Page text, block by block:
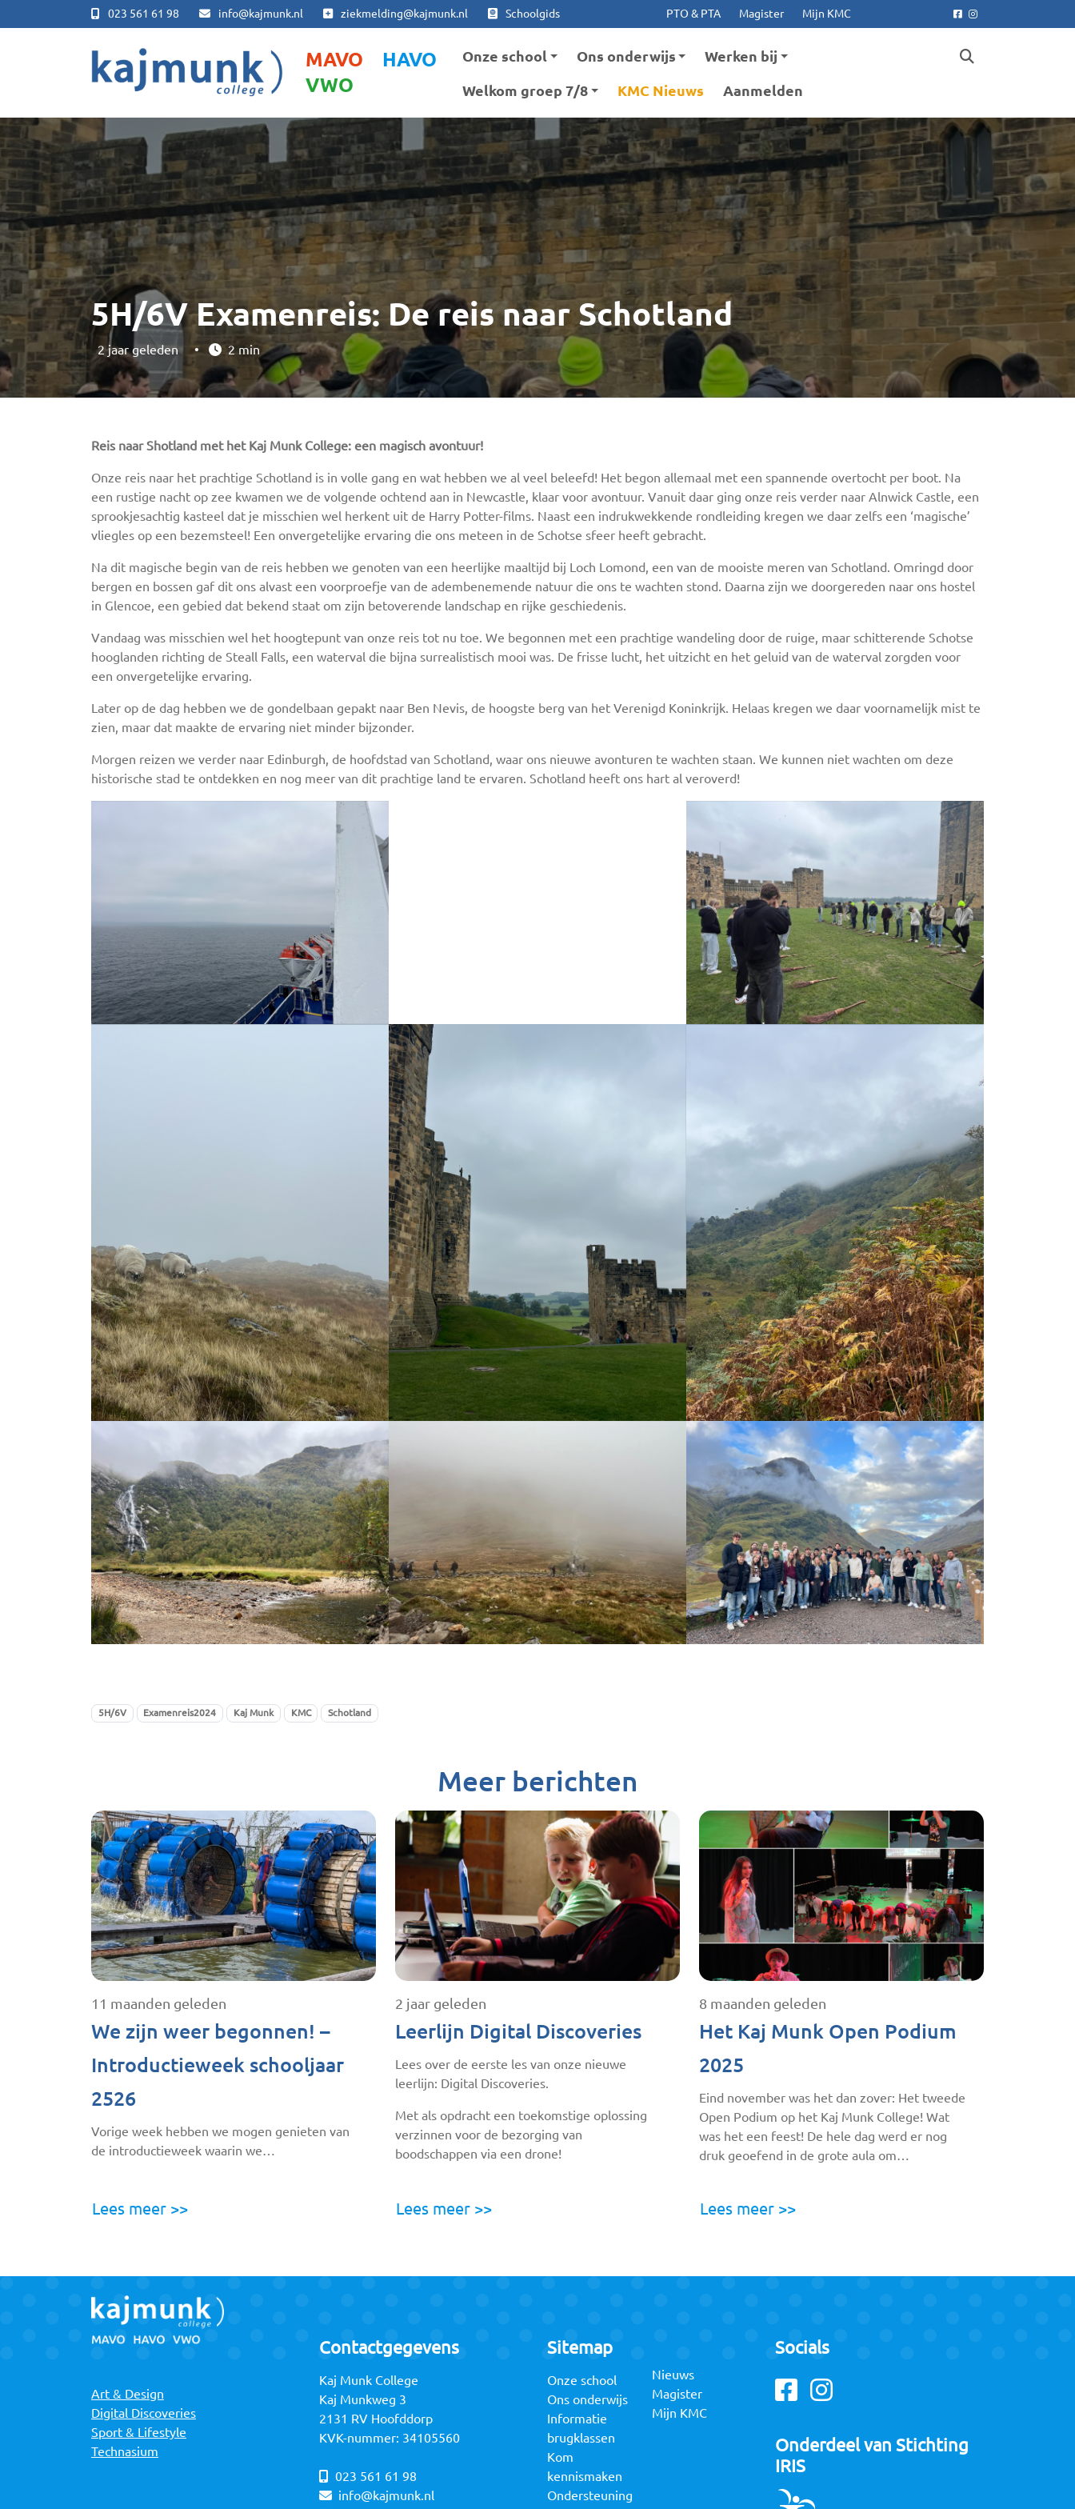
Ga naar hoofdinhoud
Ga naar footer
023 561 61 98 info@kajmunk.nl ziekmelding@kajmunk.nl Schoolgids PTO & PTA Magister Mijn KMC Facebook
Instagram
MAVO
HAVO
VWO
Onze school Ons onderwijs Werken bij
Welkom groep 7/8 KMC Nieuws Aanmelden
5H/6V Examenreis: De reis naar Schotland
2 jaar geleden • 2 min
Reis naar Shotland met het Kaj Munk College: een magisch avontuur!
Onze reis naar het prachtige Schotland is in volle gang en wat hebben we al veel beleefd! Het begon allemaal met een spannende overtocht per boot. Na
een rustige nacht op zee kwamen we de volgende ochtend aan in Newcastle, klaar voor avontuur. Vanuit daar ging onze reis verder naar Alnwick Castle, een
sprookjesachtig kasteel dat je misschien wel herkent uit de Harry Potter-films. Naast een indrukwekkende rondleiding kregen we daar zelfs een ‘magische’
vliegles op een bezemsteel! Een onvergetelijke ervaring die ons meteen in de Schotse sfeer heeft gebracht.
Na dit magische begin van de reis hebben we genoten van een heerlijke maaltijd bij Loch Lomond, een van de mooiste meren van Schotland. Omringd door
bergen en bossen gaf dit ons alvast een voorproefje van de adembenemende natuur die ons te wachten stond. Daarna zijn we doorgereden naar ons hostel
in Glencoe, een gebied dat bekend staat om zijn betoverende landschap en rijke geschiedenis.
Vandaag was misschien wel het hoogtepunt van onze reis tot nu toe. We begonnen met een prachtige wandeling door de ruige, maar schitterende Schotse
hooglanden richting de Steall Falls, een waterval die bijna surrealistisch mooi was. De frisse lucht, het uitzicht en het geluid van de waterval zorgden voor
een onvergetelijke ervaring.
Later op de dag hebben we de gondelbaan gepakt naar Ben Nevis, de hoogste berg van het Verenigd Koninkrijk. Helaas kregen we daar voornamelijk mist te
zien, maar dat maakte de ervaring niet minder bijzonder.
Morgen reizen we verder naar Edinburgh, de hoofdstad van Schotland, waar ons nieuwe avonturen te wachten staan. We kunnen niet wachten om deze
historische stad te ontdekken en nog meer van dit prachtige land te ervaren. Schotland heeft ons hart al veroverd!
5H/6V Examenreis2024 Kaj Munk KMC Schotland
Meer berichten
11 maanden geleden
We zijn weer begonnen! –
Introductieweek schooljaar
2526
Vorige week hebben we mogen genieten van
de introductieweek waarin we…
Lees meer >>
2 jaar geleden
Leerlijn Digital Discoveries
Lees over de eerste les van onze nieuwe
leerlijn: Digital Discoveries.
Met als opdracht een toekomstige oplossing
verzinnen voor de bezorging van
boodschappen via een drone!
Lees meer >>
8 maanden geleden
Het Kaj Munk Open Podium
2025
Eind november was het dan zover: Het tweede
Open Podium op het Kaj Munk College! Wat
was het een feest! De hele dag werd er nog
druk geoefend in de grote aula om…
Lees meer >>
Art & Design
Digital Discoveries
Sport & Lifestyle
Technasium
Contactgegevens
Kaj Munk College
Kaj Munkweg 3
2131 RV Hoofddorp
KVK-nummer: 34105560
023 561 61 98
info@kajmunk.nl
Sitemap
Onze school
Ons onderwijs
Informatie
brugklassen
Kom
kennismaken
Ondersteuning
Nieuws
Magister
Mijn KMC
Socials
Facebook
Instagram
Onderdeel van Stichting
IRIS